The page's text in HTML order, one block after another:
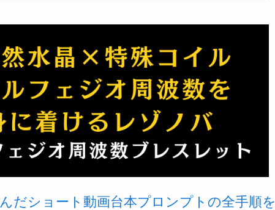
だショート動画台本プロンプトの全手順を